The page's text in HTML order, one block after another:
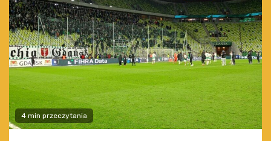
4 min przeczytania